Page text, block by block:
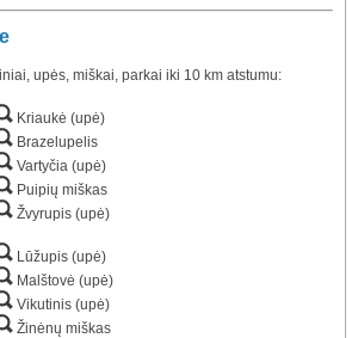
upės, miškai, parkai iki 10 km atstumu:
Kriaukė (upė)
Brazelupelis
Vartyčia (upė)
Puipių miškas
Žvyrupis (upė)
Lūžupis (upė)
Malštovė (upė)
Vikutinis (upė)
Žinėnų miškas